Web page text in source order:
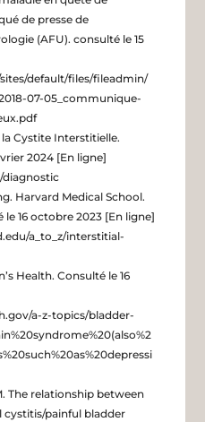
de presse de
(AFU). consulté le 15
default/files/fileadmin/
07-05_communique-
Cystite Interstitielle.
2024 [En ligne]
Harvard Medical School.
16 octobre 2023 [En ligne]
a_to_z/interstitial-
Health. Consulté le 16
a-z-topics/bladder-
The relationship between
cystitis/painful bladder